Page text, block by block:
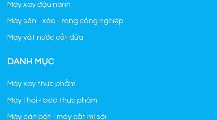
Máy xay đậu nành
Máy sên - xào - rang công nghiệp
Máy vắt nước cốt dừa
DANH MỤC
Máy xay thực phẩm
Máy thái - bào thực phẩm
Máy cán bột - máy cắt mì sợi